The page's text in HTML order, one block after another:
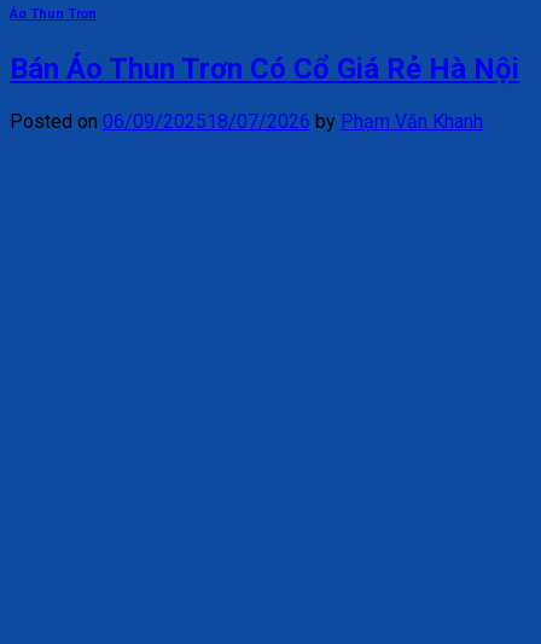
Áo Thun Trơn
Bán Áo Thun Trơn Có Cổ Giá Rẻ Hà Nội
Posted on 06/09/202518/07/2026 by Phạm Văn Khanh